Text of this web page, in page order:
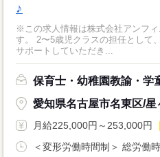
♪
※この求人情報は株式会社アンフ
す。 2〜5歳児クラスの担任として
サポートしていただき...
保育士・幼稚園教諭・学
愛知県名古屋市名東区/星
月給225,000円～253,000円
＜変形労働時間制＞ 総労働